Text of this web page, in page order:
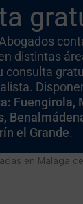
distintas
consulta
Fuengirola,
el Grande.